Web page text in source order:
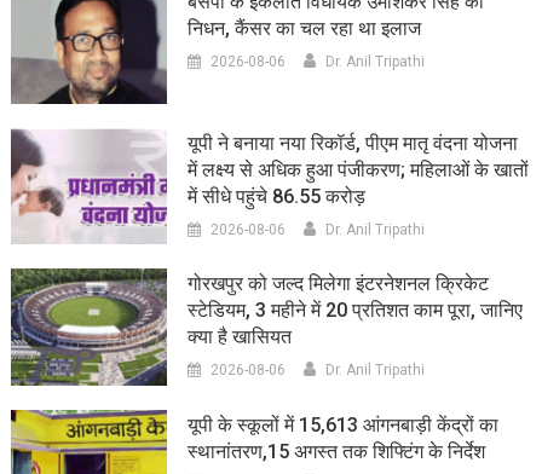
निधन, कैंसर का चल रहा था इलाज
2026-08-06 Dr. Anil Tripathi
यूपी ने बनाया नया रिकॉर्ड, पीएम मातृ वंदना योजना
में लक्ष्य से अधिक हुआ पंजीकरण; महिलाओं के खातों
में सीधे पहुंचे 86.55 करोड़
2026-08-06 Dr. Anil Tripathi
गोरखपुर को जल्द मिलेगा इंटरनेशनल क्रिकेट
स्टेडियम, 3 महीने में 20 प्रतिशत काम पूरा, जानिए
क्या है खासियत
2026-08-06 Dr. Anil Tripathi
यूपी के स्कूलों में 15,613 आंगनबाड़ी केंद्रों का
स्थानांतरण,15 अगस्त तक शिफ्टिंग के निर्देश